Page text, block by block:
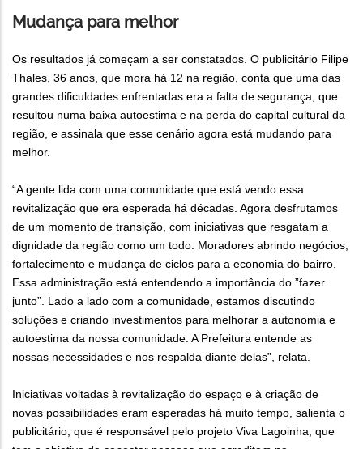
Mudança para melhor
Os resultados já começam a ser constatados. O publicitário Filipe
Thales, 36 anos, que mora há 12 na região, conta que uma das
grandes dificuldades enfrentadas era a falta de segurança, que
resultou numa baixa autoestima e na perda do capital cultural da
região, e assinala que esse cenário agora está mudando para
melhor.
“A gente lida com uma comunidade que está vendo essa
revitalização que era esperada há décadas. Agora desfrutamos
de um momento de transição, com iniciativas que resgatam a
dignidade da região como um todo. Moradores abrindo negócios,
fortalecimento e mudança de ciclos para a economia do bairro.
Essa administração está entendendo a importância do ”fazer
junto”. Lado a lado com a comunidade, estamos discutindo
soluções e criando investimentos para melhorar a autonomia e
autoestima da nossa comunidade. A Prefeitura entende as
nossas necessidades e nos respalda diante delas”, relata.
Iniciativas voltadas à revitalização do espaço e à criação de
novas possibilidades eram esperadas há muito tempo, salienta o
publicitário, que é responsável pelo projeto Viva Lagoinha, que